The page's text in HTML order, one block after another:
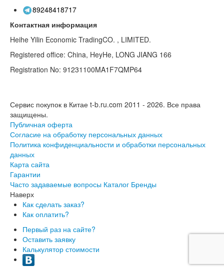
89248418717
Контактная информация
Heihe Yilin Economic TradingCO. , LIMITED.
Registered office: China, HeyHe, LONG JIANG 166
Registration No: 91231100MA1F7QMP64
Сервис покупок в Китае t-b.ru.com 2011 - 2026. Все права
защищены.
Публичная оферта
Согласие на обработку персональных данных
Политика конфиденциальности и обработки персональных
данных
Карта сайта
Гарантии
Часто задаваемые вопросы Каталог Бренды
Наверх
Как сделать заказ?
Как оплатить?
Первый раз на сайте?
Оставить заявку
Калькулятор стоимости